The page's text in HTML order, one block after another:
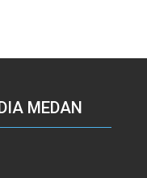
MEDAN